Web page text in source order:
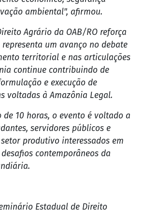
ambiental", afirmou.
Agrário da OAB/RO reforça
um avanço no debate
territorial e nas articulações
continue contribuindo de
e execução de
voltadas à Amazônia Legal.
de 10 horas, o evento é voltado a
servidores públicos e
produtivo interessados em
contemporâneos da
Estadual de Direito